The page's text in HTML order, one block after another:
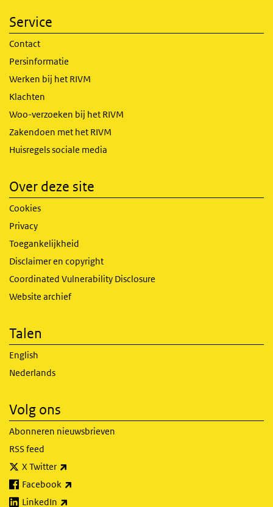
Service
Contact
Persinformatie
Werken bij het RIVM
Klachten
Woo-verzoeken bij het RIVM
Zakendoen met het RIVM
Huisregels sociale media
Over deze site
Cookies
Privacy
Toegankelijkheid
Disclaimer en copyright
Coordinated Vulnerability Disclosure
Website archief
Talen
English
Nederlands
Volg ons
Abonneren nieuwsbrieven
RSS feed
X Twitter
Facebook
LinkedIn